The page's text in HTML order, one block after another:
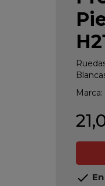
Marca:
